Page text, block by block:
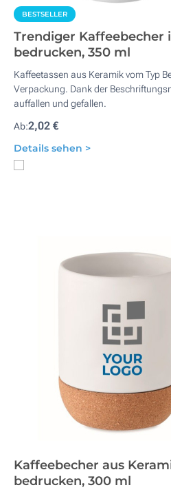
BESTSELLER
Trendiger Kaffeebecher
bedrucken, 350 ml
Kaffeetassen aus Keramik vom Typ
Verpackung. Dank der
auffallen und gefallen.
Ab:2,02 €
Details sehen >
Kaffeebecher aus
bedrucken, 300 ml